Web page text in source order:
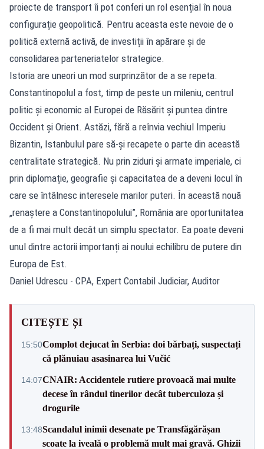
proiecte de transport îi pot conferi un rol esențial în noua
configurație geopolitică. Pentru aceasta este nevoie de o
politică externă activă, de investiții în apărare și de
consolidarea parteneriatelor strategice.
Istoria are uneori un mod surprinzător de a se repeta.
Constantinopolul a fost, timp de peste un mileniu, centrul
politic și economic al Europei de Răsărit și puntea dintre
Occident și Orient. Astăzi, fără a reînvia vechiul Imperiu
Bizantin, Istanbulul pare să-și recapete o parte din această
centralitate strategică. Nu prin ziduri și armate imperiale, ci
prin diplomație, geografie și capacitatea de a deveni locul în
care se întâlnesc interesele marilor puteri. În această nouă
„renaștere a Constantinopolului”, România are oportunitatea
de a fi mai mult decât un simplu spectator. Ea poate deveni
unul dintre actorii importanți ai noului echilibru de putere din
Europa de Est.
Daniel Udrescu - CPA, Expert Contabil Judiciar, Auditor
CITEȘTE ȘI
15:50Complot dejucat în Serbia: doi bărbați, suspectați
că plănuiau asasinarea lui Vučić
14:07CNAIR: Accidentele rutiere provoacă mai multe
decese în rândul tinerilor decât tuberculoza și
drogurile
13:48Scandalul inimii desenate pe Transfăgărășan
scoate la iveală o problemă mult mai gravă. Ghizii